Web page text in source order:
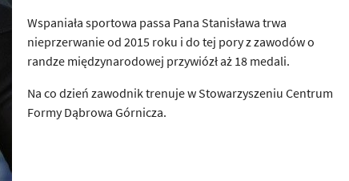
Wspaniała sportowa passa Pana Stanisława trwa
nieprzerwanie od 2015 roku i do tej pory z zawodów o
randze międzynarodowej przywiózł aż 18 medali.
Na co dzień zawodnik trenuje w Stowarzyszeniu Centrum
Formy Dąbrowa Górnicza.